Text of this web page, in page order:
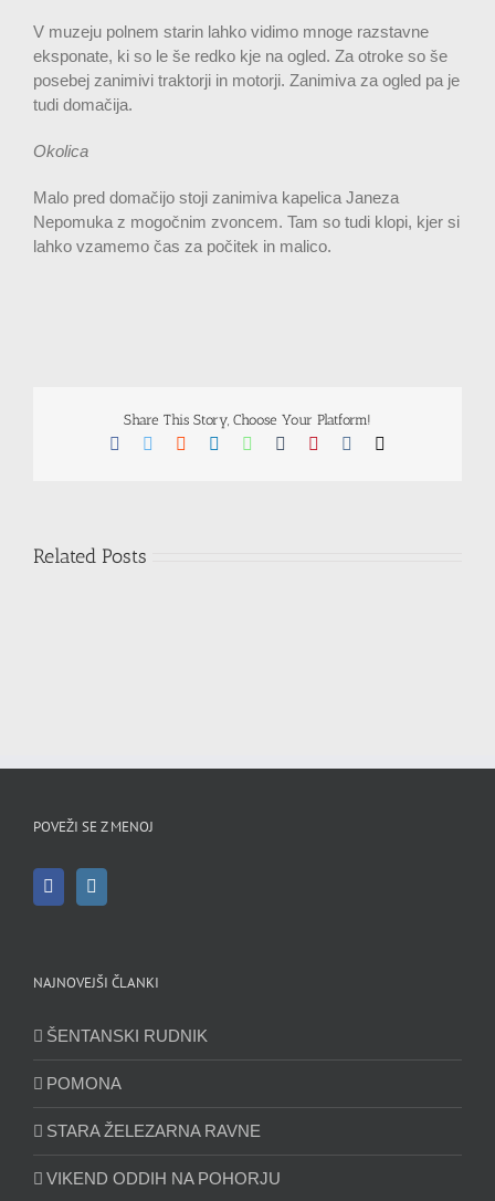
V muzeju polnem starin lahko vidimo mnoge razstavne
eksponate, ki so le še redko kje na ogled. Za otroke so še
posebej zanimivi traktorji in motorji. Zanimiva za ogled pa je
tudi domačija.
Okolica
Malo pred domačijo stoji zanimiva kapelica Janeza
Nepomuka z mogočnim zvoncem. Tam so tudi klopi, kjer si
lahko vzamemo čas za počitek in malico.
Share This Story, Choose Your Platform!
Facebook
TwitterReddit LinkedInWhatsApp
TumblrPinterest
Related Posts
POVEŽI SE Z MENOJ
NAJNOVEJŠI ČLANKI
ŠENTANSKI RUDNIK
POMONA
STARA ŽELEZARNA RAVNE
VIKEND ODDIH NA POHORJU